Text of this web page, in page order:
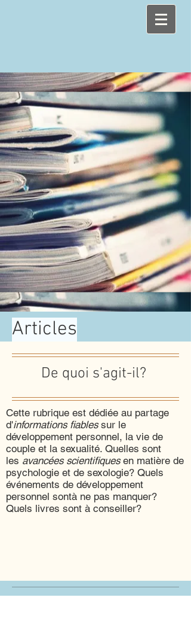
Articles
De quoi s'agit-il?
Cette rubrique est dédiée au partage
d'informations fiablessur le
développement personnel, la vie de
couple et la sexualité. Quelles sont
les avancées scientifiquesen matière de
psychologie et de sexologie? Quels
événements de développement
personnel sontà ne pas manquer?
Quels livres sont à conseiller?